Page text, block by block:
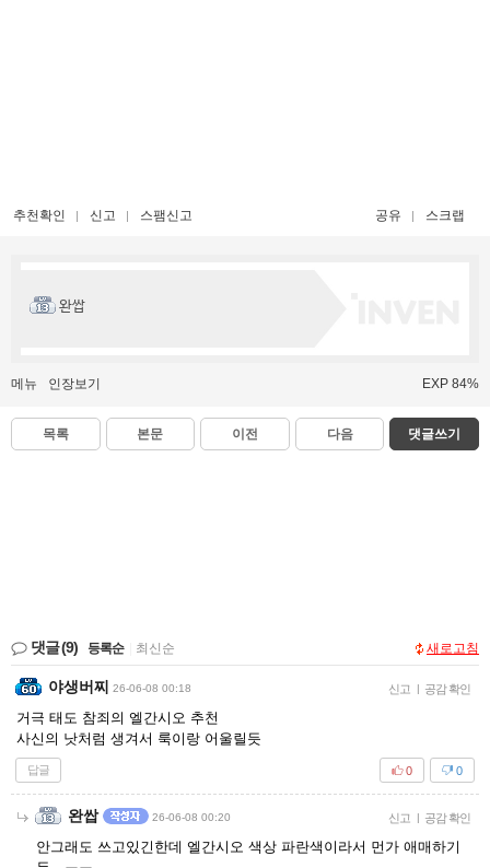
추천확인 신고 스팸신고 공유 스크랩
완쌉
메뉴 인장보기 EXP 84%
목록 본문 이전 다음 댓글쓰기
댓글(9) 등록순 최신순 새로고침
야생버찌 26-06-08 00:18 신고 공감 확인
거극 태도 참죄의 엘간시오 추천
사신의 낫처럼 생겨서 룩이랑 어울릴듯
답글 0
0
완쌉 26-06-08 00:20 신고 공감 확인
안그래도 쓰고있긴한데 엘간시오 색상 파란색이라서 먼가 애매하기